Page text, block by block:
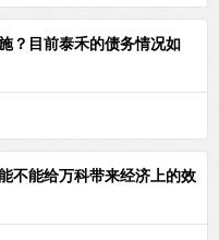
？目前泰禾的债务情况如
不能给万科带来经济上的效